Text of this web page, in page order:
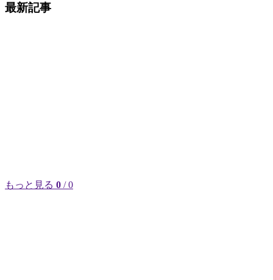
最新記事
もっと見る 0 / 0